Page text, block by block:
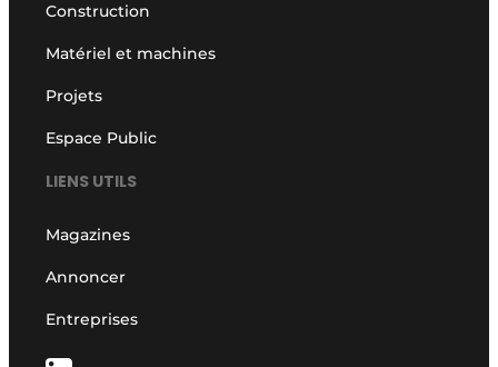
Construction
Matériel et machines
Projets
Espace Public
LIENS UTILS
Magazines
Annoncer
Entreprises